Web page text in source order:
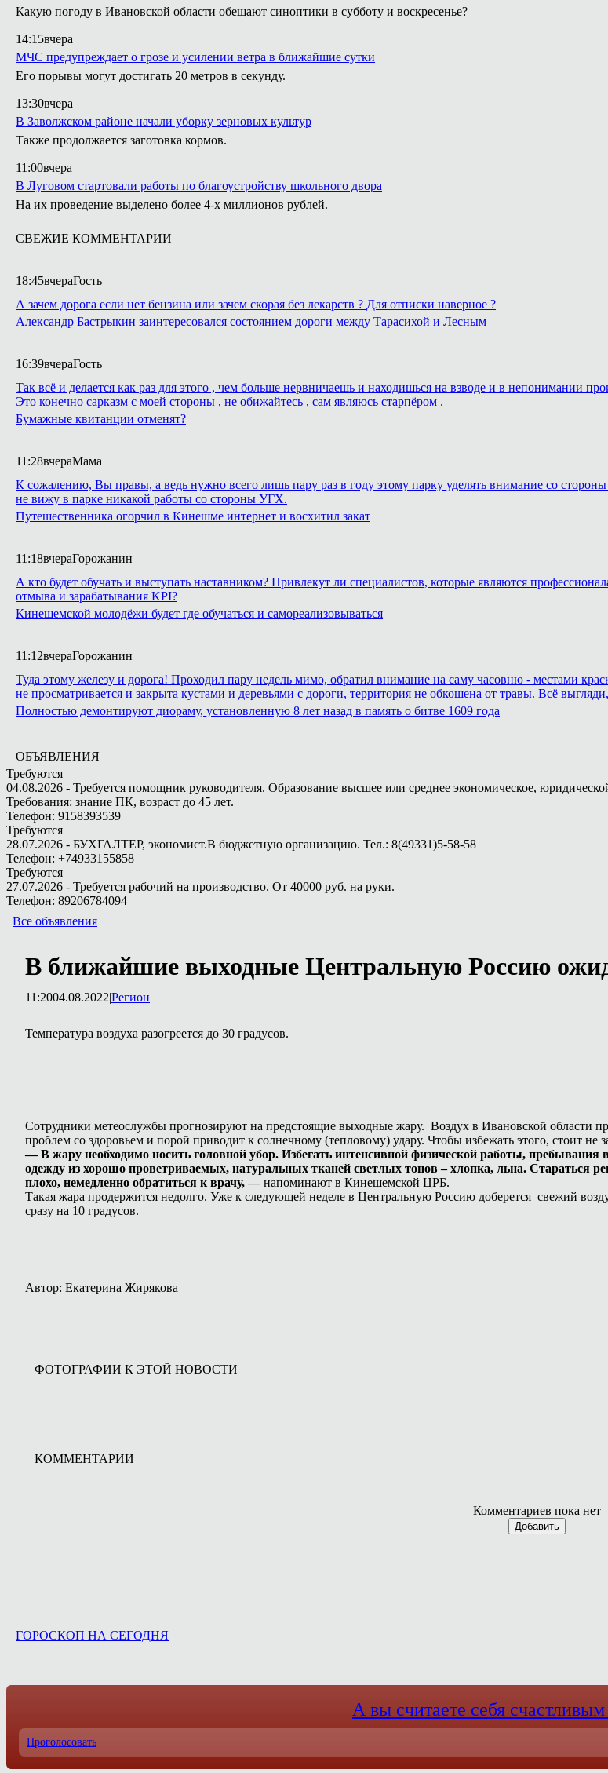
Какую погоду в Ивановской области обещают синоптики в субботу и воскресенье?
14:15вчера
МЧС предупреждает о грозе и усилении ветра в ближайшие сутки
Его порывы могут достигать 20 метров в секунду.
13:30вчера
В Заволжском районе начали уборку зерновых культур
Также продолжается заготовка кормов.
11:00вчера
В Луговом стартовали работы по благоустройству школьного двора
На их проведение выделено более 4-х миллионов рублей.
СВЕЖИЕ КОММЕНТАРИИ
18:45вчераГость
А зачем дорога если нет бензина или зачем скорая без лекарств ? Для отписки наверное ?
Александр Бастрыкин заинтересовался состоянием дороги между Тарасихой и Лесным
16:39вчераГость
Так всё и делается как раз для этого , чем больше нервничаешь и находишься на взводе и в непонимании
Это конечно сарказм с моей стороны , не обижайтесь , сам являюсь старпёром .
Бумажные квитанции отменят?
11:28вчераМама
К сожалению, Вы правы, а ведь нужно всего лишь пару раз в году этому парку уделять внимание со
не вижу в парке никакой работы со стороны УГХ.
Путешественника огорчил в Кинешме интернет и восхитил закат
11:18вчераГорожанин
А кто будет обучать и выступать наставником? Привлекут ли специалистов, которые являются
отмыва и зарабатывания KPI?
Кинешемской молодёжи будет где обучаться и самореализовываться
11:12вчераГорожанин
Туда этому железу и дорога! Проходил пару недель мимо, обратил внимание на саму часовню - местами
не просматривается и закрыта кустами и деревьями с дороги, территория не обкошена от травы. Всё
Полностью демонтируют диораму, установленную 8 лет назад в память о битве 1609 года
ОБЪЯВЛЕНИЯ
Требуются
04.08.2026 - Требуется помощник руководителя. Образование высшее или среднее экономическое,
Требования: знание ПК, возраст до 45 лет.
Телефон: 9158393539
Требуются
28.07.2026 - БУХГАЛТЕР, экономист.В бюджетную организацию. Тел.: 8(49331)5-58-58
Телефон: +74933155858
Требуются
27.07.2026 - Требуется рабочий на производство. От 40000 руб. на руки.
Телефон: 89206784094
Все объявления
В ближайшие выходные Центральную Россию
11:2004.08.2022|Регион
Температура воздуха разогреется до 30 градусов.
Сотрудники метеослужбы прогнозируют на предстоящие выходные жару. Воздух в Ивановской области
проблем со здоровьем и порой приводит к солнечному (тепловому) удару. Чтобы избежать этого, стоит не
— В жару необходимо носить головной убор. Избегать интенсивной физической работы,
одежду из хорошо проветриваемых, натуральных тканей светлых тонов – хлопка, льна. Стараться
плохо, немедленно обратиться к врачу, —напоминают в Кинешемской ЦРБ.
Такая жара продержится недолго. Уже к следующей неделе в Центральную Россию доберется свежий
сразу на 10 градусов.
Автор: Екатерина Жирякова
ФОТОГРАФИИ К ЭТОЙ НОВОСТИ
КОММЕНТАРИИ
Комментариев пока нет
Добавить
ГОРОСКОП НА СЕГОДНЯ
А вы считаете себя
Проголосовать